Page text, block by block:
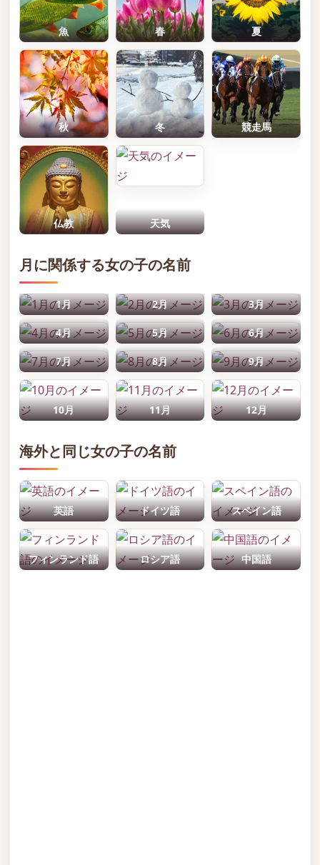
魚 春 夏
秋 冬 競走馬
仏教 天気
月に関係する女の子の名前
1月 2月 3月
4月 5月 6月
7月 8月 9月
10月 11月 12月
海外と同じ女の子の名前
英語 ドイツ語 スペイン語
フィンランド語 ロシア語 中国語